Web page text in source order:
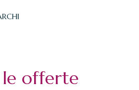
le offerte